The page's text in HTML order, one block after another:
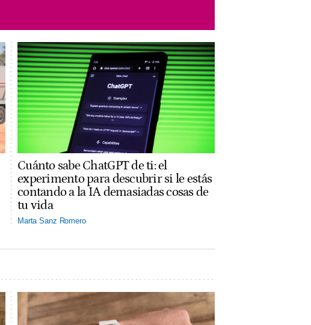
Cuánto sabe ChatGPT de ti: el
experimento para descubrir si le estás
contando a la IA demasiadas cosas de
tu vida
Marta Sanz Romero